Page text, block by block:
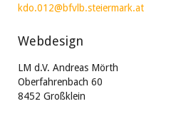
kdo.012@bfvlb.steiermark.at
Webdesign
LM d.V. Andreas Mörth
Oberfahrenbach 60
8452 Großklein